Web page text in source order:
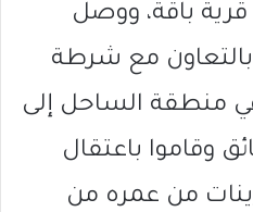
باقة، ووصل
بالتعاون مع شرطة
منطقة الساحل إلى
وقاموا باعتقال
من عمره من